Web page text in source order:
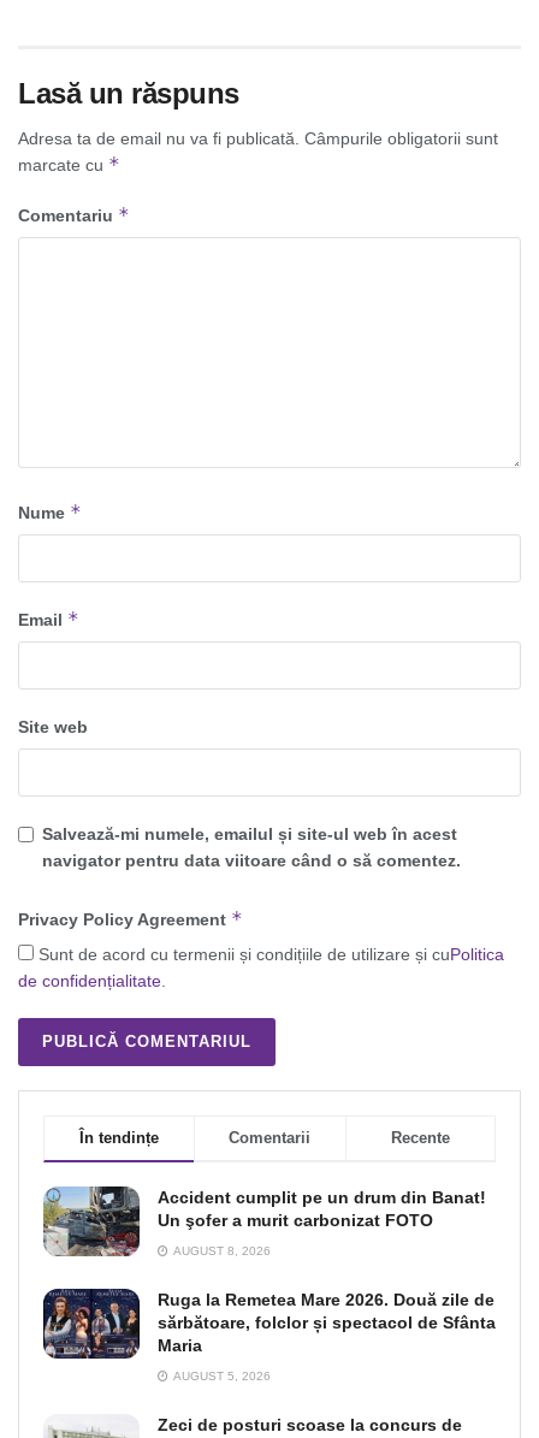
Lasă un răspuns
Adresa ta de email nu va fi publicată. Câmpurile obligatorii sunt
marcate cu *
Comentariu *
Nume *
Email *
Site web
Salvează-mi numele, emailul și site-ul web în acest
navigator pentru data viitoare când o să comentez.
Privacy Policy Agreement *
Sunt de acord cu termenii și condițiile de utilizare și cuPolitica
de confidențialitate.
În tendințe Comentarii Recente
Accident cumplit pe un drum din Banat!
Un şofer a murit carbonizat FOTO
AUGUST 8, 2026
Ruga la Remetea Mare 2026. Două zile de
sărbătoare, folclor și spectacol de Sfânta
Maria
AUGUST 5, 2026
Zeci de posturi scoase la concurs de